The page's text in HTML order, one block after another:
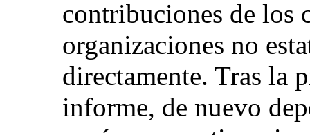
contribuciones de los
organizaciones no
directamente. Tras la
informe, de nuevo